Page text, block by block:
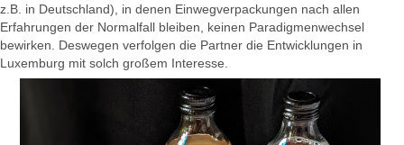
z.B. in Deutschland), in denen Einwegverpackungen nach allen
Erfahrungen der Normalfall bleiben, keinen Paradigmenwechsel
bewirken. Deswegen verfolgen die Partner die Entwicklungen in
Luxemburg mit solch großem Interesse.